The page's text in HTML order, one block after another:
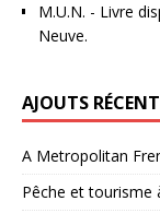
M.U.N. - Livre
Neuve.
AJOUTS
A Metropolitan
Pêche et tourisme